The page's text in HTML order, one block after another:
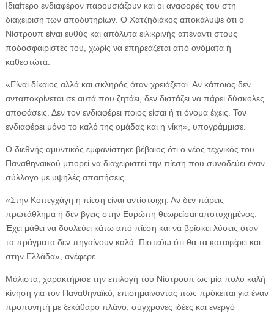
Ιδιαίτερο ενδιαφέρον παρουσιάζουν και οι αναφορές του στη
διαχείριση των αποδυτηρίων. Ο Χατζηδιάκος αποκάλυψε ότι ο
Νίστρουπ είναι ευθύς και απόλυτα ειλικρινής απέναντι στους
ποδοσφαιριστές του, χωρίς να επηρεάζεται από ονόματα ή
καθεστώτα.
«Είναι δίκαιος αλλά και σκληρός όταν χρειάζεται. Αν κάποιος δεν
ανταποκρίνεται σε αυτά που ζητάει, δεν διστάζει να πάρει δύσκολες
αποφάσεις. Δεν τον ενδιαφέρει ποιος είσαι ή τι όνομα έχεις. Τον
ενδιαφέρει μόνο το καλό της ομάδας και η νίκη», υπογράμμισε.
Ο διεθνής αμυντικός εμφανίστηκε βέβαιος ότι ο νέος τεχνικός του
Παναθηναϊκού μπορεί να διαχειριστεί την πίεση που συνοδεύει έναν
σύλλογο με υψηλές απαιτήσεις.
«Στην Κοπεγχάγη η πίεση είναι αντίστοιχη. Αν δεν πάρεις
πρωτάθλημα ή δεν βγεις στην Ευρώπη θεωρείσαι αποτυχημένος.
Έχει μάθει να δουλεύει κάτω από πίεση και να βρίσκει λύσεις όταν
τα πράγματα δεν πηγαίνουν καλά. Πιστεύω ότι θα τα καταφέρει και
στην Ελλάδα», ανέφερε.
Μάλιστα, χαρακτήρισε την επιλογή του Νίστρουπ ως μία πολύ καλή
κίνηση για τον Παναθηναϊκό, επισημαίνοντας πως πρόκειται για έναν
προπονητή με ξεκάθαρο πλάνο, σύγχρονες ιδέες και ενεργό